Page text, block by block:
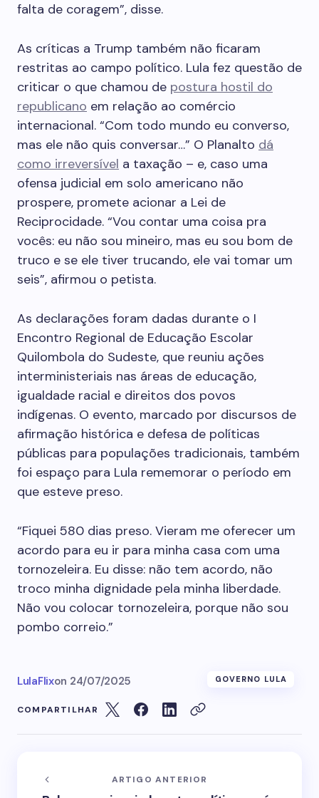
falta de coragem”, disse.
As críticas a Trump também não ficaram
restritas ao campo político. Lula fez questão de
criticar o que chamou de postura hostil do
republicano em relação ao comércio
internacional. “Com todo mundo eu converso,
mas ele não quis conversar…” O Planalto dá
como irreversível a taxação – e, caso uma
ofensa judicial em solo americano não
prospere, promete acionar a Lei de
Reciprocidade. “Vou contar uma coisa pra
vocês: eu não sou mineiro, mas eu sou bom de
truco e se ele tiver trucando, ele vai tomar um
seis”, afirmou o petista.
As declarações foram dadas durante o I
Encontro Regional de Educação Escolar
Quilombola do Sudeste, que reuniu ações
interministeriais nas áreas de educação,
igualdade racial e direitos dos povos
indígenas. O evento, marcado por discursos de
afirmação histórica e defesa de políticas
públicas para populações tradicionais, também
foi espaço para Lula rememorar o período em
que esteve preso.
“Fiquei 580 dias preso. Vieram me oferecer um
acordo para eu ir para minha casa com uma
tornozeleira. Eu disse: não tem acordo, não
troco minha dignidade pela minha liberdade.
Não vou colocar tornozeleira, porque não sou
pombo correio.”
LulaFlixon 24/07/2025 GOVERNO LULA
COMPARTILHAR
ARTIGO ANTERIOR